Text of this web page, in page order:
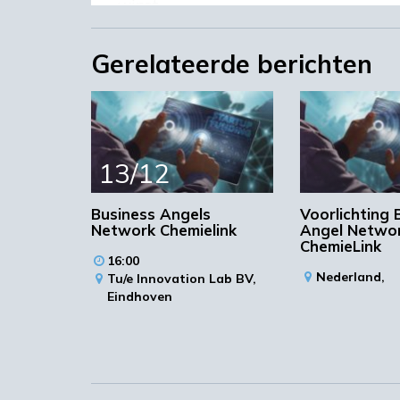
winst.
financiering’, delen ze specifieke
René Reijtenbach, Vice President
financierinsmogelijkheden.
Bernd Mintjes, Founder Business
vraagstelling ‘Hoe bereid je je voor
ChemieLink
Gerelateerde berichten
13/12
Business Angels
Network Chemielink
16:00
Tu/e Innovation Lab BV,
Eindhoven
Voorlichting
Angel
ChemieLink
Nederland,